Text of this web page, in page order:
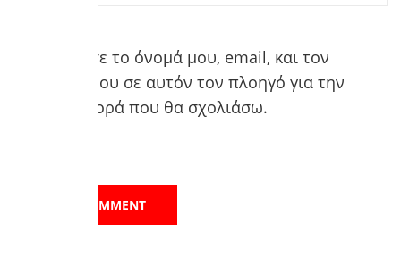
Αποθήκευσε το όνομά μου, email, και τον
ιστότοπο μου σε αυτόν τον πλοηγό για την
επόμενη φορά που θα σχολιάσω.